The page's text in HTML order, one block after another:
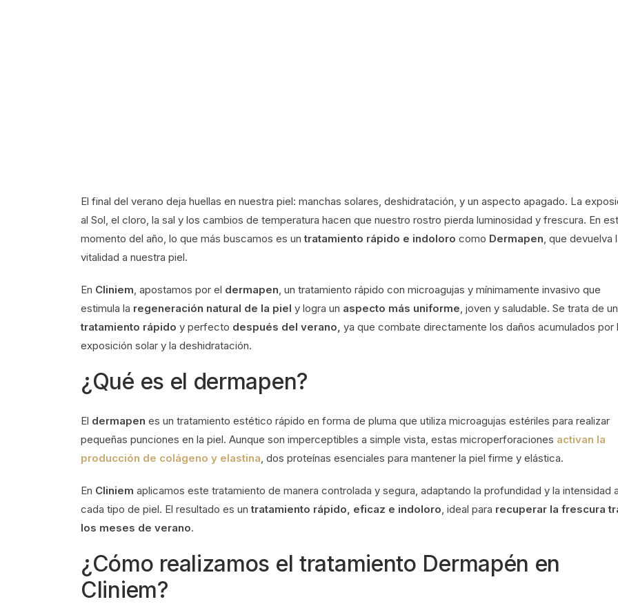
El final del verano deja huellas en nuestra piel: manchas solares, deshidratación, y un aspecto apagado. La
al Sol, el cloro, la sal y los cambios de temperatura hacen que nuestro rostro pierda luminosidad y frescura. En
momento del año, lo que más buscamos es untratamiento rápido e indoloro como Dermapen, que devuelva
vitalidad a nuestra piel.
En Cliniem, apostamos por el dermapen, un tratamiento rápido con microagujas y mínimamente invasivo que
estimula la regeneración natural de la piel y logra un aspecto más uniforme, joven y saludable. Se trata de un
tratamiento rápido y perfecto después del verano, ya que combate directamente los daños acumulados por
exposición solar y la deshidratación.
¿Qué es el dermapen?
El dermapen es un tratamiento estético rápido en forma de pluma que utiliza microagujas estériles para realizar
pequeñas punciones en la piel. Aunque son imperceptibles a simple vista, estas microperforaciones activan la
producción de colágeno y elastina, dos proteínas esenciales para mantener la piel firme y elástica.
En Cliniem aplicamos este tratamiento de manera controlada y segura, adaptando la profundidad y la intensidad
cada tipo de piel. El resultado es un tratamiento rápido, eficaz e indoloro, ideal para recuperar la frescura
los meses de verano.
¿Cómo realizamos el tratamiento Dermapén en
Cliniem?